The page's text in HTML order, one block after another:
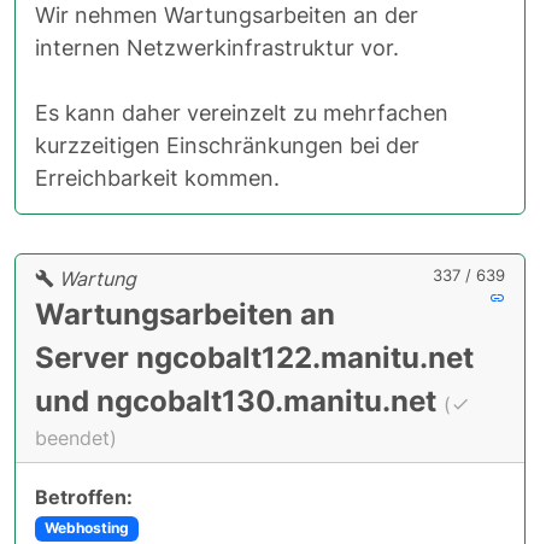
Wir nehmen Wartungsarbeiten an der
internen Netzwerkinfrastruktur vor.
Es kann daher vereinzelt zu mehrfachen
kurzzeitigen Einschränkungen bei der
Erreichbarkeit kommen.
337 / 639
Wartung
Wartungsarbeiten an
Server ngcobalt122.manitu.net
und ngcobalt130.manitu.net (
beendet)
Betroffen:
Webhosting